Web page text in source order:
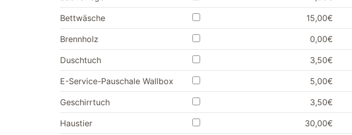
Bettwäsche 15,00€
Brennholz 0,00€
Duschtuch 3,50€
E-Service-Pauschale Wallbox 5,00€
Geschirrtuch 3,50€
Haustier 30,00€